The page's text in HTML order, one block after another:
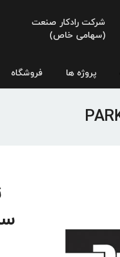
شرکت رادکار صنعت
(سهامی خاص)
پروژه ها فروشگاه